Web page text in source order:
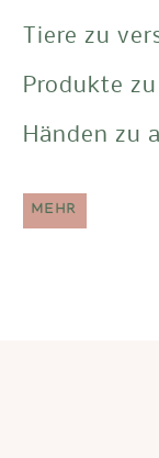
Tiere zu
Produkte
Händen zu
MEHR